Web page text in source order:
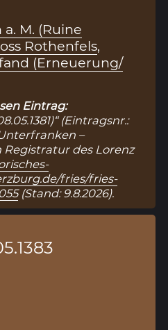
M. (Ruine
Rothenfels,
(Erneuerung/
Eintrag:
(Eintragsnr.:
–
des Lorenz
fries/fries-
(Stand: 9.8.2026).